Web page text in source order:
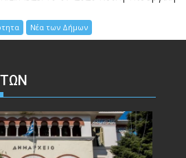
Νέα των Δήμων